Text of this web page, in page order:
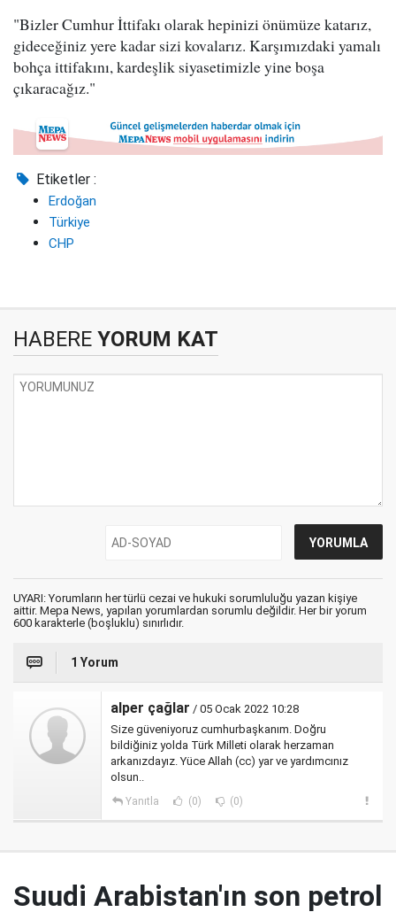
"Bizler Cumhur İttifakı olarak hepinizi önümüze katarız,
gideceğiniz yere kadar sizi kovalarız. Karşımızdaki yamalı
bohça ittifakını, kardeşlik siyasetimizle yine boşa
çıkaracağız."
Etiketler :
Erdoğan
Türkiye
CHP
HABERE YORUM KAT
UYARI: Yorumların her türlü cezai ve hukuki sorumluluğu yazan kişiye
aittir. Mepa News, yapılan yorumlardan sorumlu değildir. Her bir yorum
600 karakterle (boşluklu) sınırlıdır.
1 Yorum
alper çağlar / 05 Ocak 2022 10:28
Size güveniyoruz cumhurbaşkanım. Doğru
bildiğiniz yolda Türk Milleti olarak herzaman
arkanızdayız. Yüce Allah (cc) yar ve yardımcınız
olsun..
Yanıtla (0) (0)
Suudi Arabistan'ın son petrol